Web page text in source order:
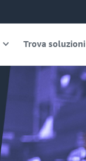
Trova soluzioni